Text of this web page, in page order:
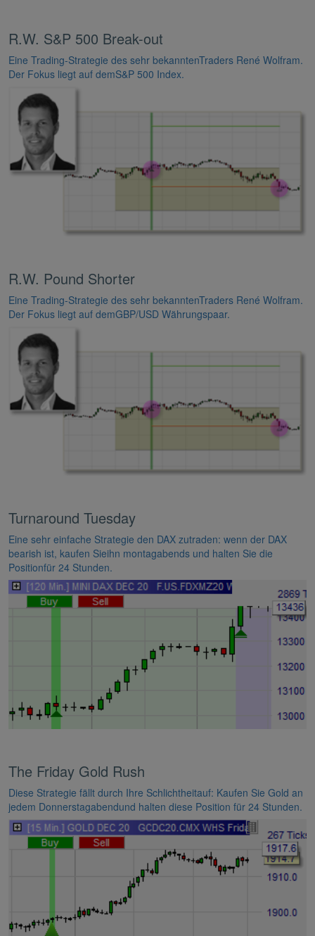
R.W. S&P 500 Break-out
Eine Trading-Strategie des sehr bekanntenTraders René Wolfram.
Der Fokus liegt auf demS&P 500 Index.
R.W. Pound Shorter
Eine Trading-Strategie des sehr bekanntenTraders René Wolfram.
Der Fokus liegt auf demGBP/USD Währungspaar.
Turnaround Tuesday
Eine sehr einfache Strategie den DAX zutraden: wenn der DAX
bearish ist, kaufen Sieihn montagabends und halten Sie die
Positionfür 24 Stunden.
The Friday Gold Rush
Diese Strategie fällt durch Ihre Schlichtheitauf: Kaufen Sie Gold an
jedem Donnerstagabendund halten diese Position für 24 Stunden.